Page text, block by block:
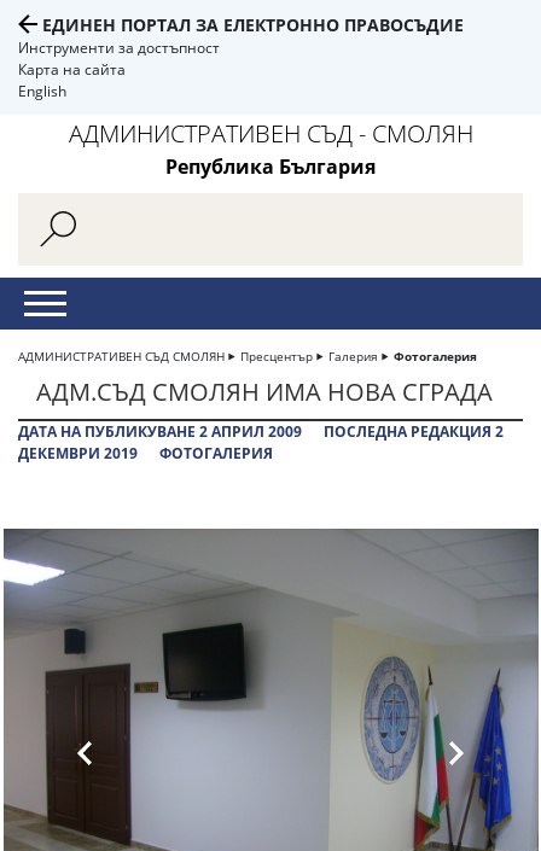
ЕДИНЕН ПОРТАЛ ЗА ЕЛЕКТРОННО ПРАВОСЪДИЕ
Инструменти за достъпност
Карта на сайта
English
АДМИНИСТРАТИВЕН СЪД - СМОЛЯН
Република България
АДМИНИСТРАТИВЕН СЪД СМОЛЯН Пресцентър Галерия Фотогалерия
АДМ.СЪД СМОЛЯН ИМА НОВА СГРАДА
ДАТА НА ПУБЛИКУВАНЕ 2 АПРИЛ 2009
ПОСЛЕДНА РЕДАКЦИЯ 2
ДЕКЕМВРИ 2019
ФОТОГАЛЕРИЯ